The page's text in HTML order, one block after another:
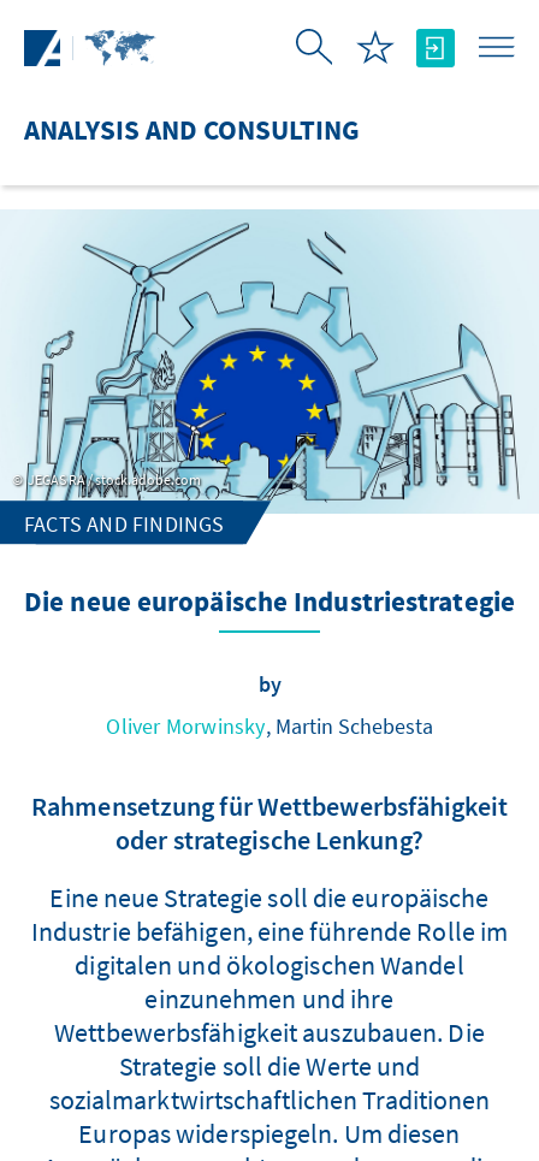
ANALYSIS AND CONSULTING
JEGAS RA / stock.adobe.com
FACTS AND FINDINGS
Die neue europäische Industriestrategie
by
Oliver Morwinsky, Martin Schebesta
Rahmensetzung für Wettbewerbsfähigkeit
oder strategische Lenkung?
Eine neue Strategie soll die europäische
Industrie befähigen, eine führende Rolle im
digitalen und ökologischen Wandel
einzunehmen und ihre
Wettbewerbsfähigkeit auszubauen. Die
Strategie soll die Werte und
sozialmarktwirtschaftlichen Traditionen
Europas widerspiegeln. Um diesen